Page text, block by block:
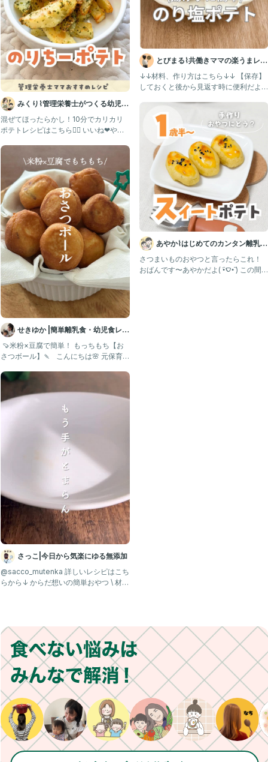
みくり⌇管理栄養士がつくる幼児食
レシピ
混ぜてほったらかし！10分でカリカリ
ポテトレシピはこちら💁‍♀️ いいね❤︎やコ
せきゆか |簡単離乳食・幼児食レシ
ピ
⁡ 🍠米粉×豆腐で簡単！ もっちもち【お
さつボール】🍡 ⁡ ⁡ こんにちは🌸 元保育園
さっこ|今日から気楽にゆる無添加
@sacco_mutenka 詳しいレシピはこち
らから↓ からだ想いの簡単おやつ \ 材料
とびまる⌇共働きママの楽うまレシ
ピ
↓↓材料、作り方はこちら↓↓ 【保存】
しておくと後から見返す時に便利だよ！
あやか⌇はじめてのカンタン離乳
食・幼児食💛
さつまいものおやつと言ったらこれ！
おばんです〜あやかだよ( •︠‎ࠏ•︡ ) この間、